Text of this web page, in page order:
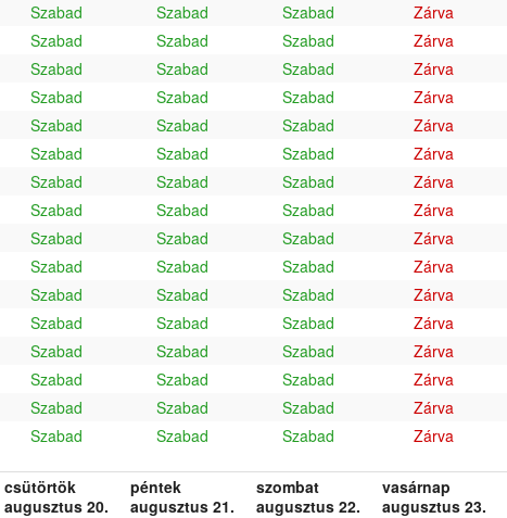
Szabad Szabad Szabad Zárva
Szabad Szabad Szabad Zárva
Szabad Szabad Szabad Zárva
Szabad Szabad Szabad Zárva
Szabad Szabad Szabad Zárva
Szabad Szabad Szabad Zárva
Szabad Szabad Szabad Zárva
Szabad Szabad Szabad Zárva
Szabad Szabad Szabad Zárva
Szabad Szabad Szabad Zárva
Szabad Szabad Szabad Zárva
Szabad Szabad Szabad Zárva
Szabad Szabad Szabad Zárva
Szabad Szabad Szabad Zárva
Szabad Szabad Szabad Zárva
Szabad Szabad Szabad Zárva
csütörtök
augusztus 20.
péntek
augusztus 21.
szombat
augusztus 22.
vasárnap
augusztus 23.